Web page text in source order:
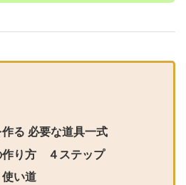
る 必要な道具一式
作り方 ４ステップ
い道